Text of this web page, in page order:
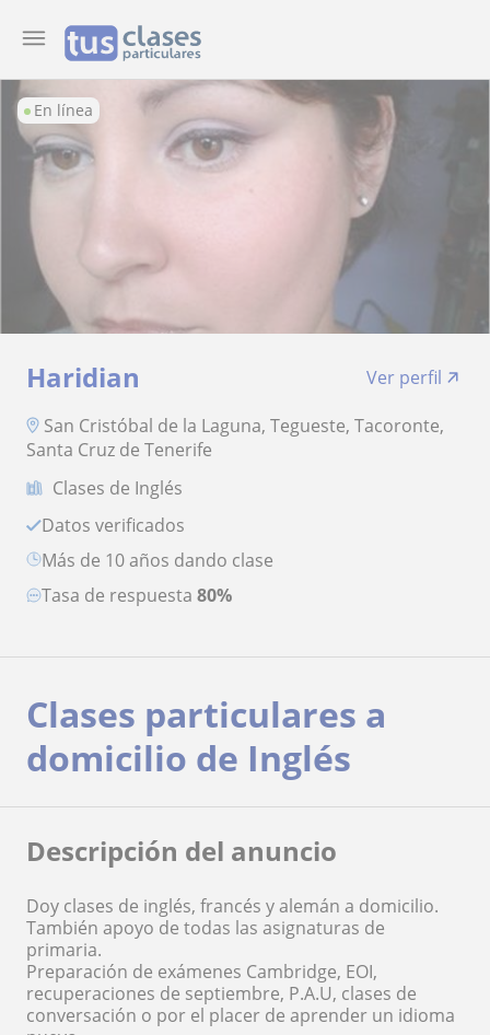
En línea
Haridian
Ver perfil
San Cristóbal de la Laguna, Tegueste, Tacoronte,
Santa Cruz de Tenerife
Clases de Inglés
Datos verificados
más de 10 años dando clase
Tasa de respuesta 80%
Clases particulares a
domicilio de Inglés
Descripción del anuncio
Doy clases de inglés, francés y alemán a domicilio.
También apoyo de todas las asignaturas de
primaria.
Preparación de exámenes Cambridge, EOI,
recuperaciones de septiembre, P.A.U, clases de
conversación o por el placer de aprender un idioma